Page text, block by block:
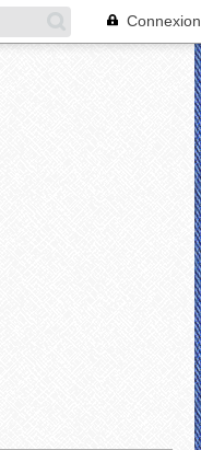
Connexion